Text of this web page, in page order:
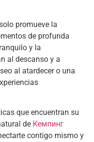
promueve la
de profunda
y la
al descanso y a
al atardecer o una
que encuentran su
de Кемпинг
contigo mismo y